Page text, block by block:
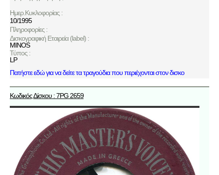
Ημερ.Κυκλοφορίας :
10/1995
Πληροφορίες :
Δισκογραφική Εταιρεία (label) :
MINOS
Τύπος :
LP
Πατήστε εδώ για να δείτε τα τραγούδια που περιέχονται στον δισκο
Κωδικός Δίσκου : 7PG 2659